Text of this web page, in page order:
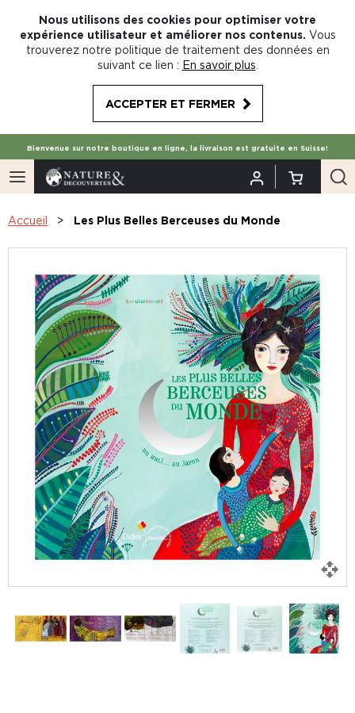
Nous utilisons des cookies pour optimiser votre
expérience utilisateur et améliorer nos contenus. Vous
trouverez notre politique de traitement des données en
suivant ce lien : En savoir plus
ACCEPTER ET FERMER
Bienvenue sur notre boutique en ligne, la livraison est gratuite en Suisse!
Accueil Les Plus Belles Berceuses du Monde